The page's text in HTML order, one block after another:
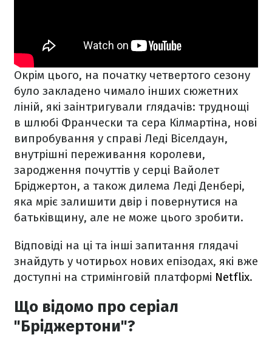
Окрім цього, на початку четвертого сезону
було закладено чимало інших сюжетних
ліній, які заінтригували глядачів: труднощі
в шлюбі Франчески та сера Кілмартіна, нові
випробування у справі Леді Віселдаун,
внутрішні переживання королеви,
зародження почуттів у серці Вайолет
Бріджертон, а також дилема Леді Денбері,
яка мріє залишити двір і повернутися на
батьківщину, але не може цього зробити.
Відповіді на ці та інші запитання глядачі
знайдуть у чотирьох нових епізодах, які вже
доступні на стримінговій платформі Netflix.
Що відомо про серіал
"Бріджертони"?